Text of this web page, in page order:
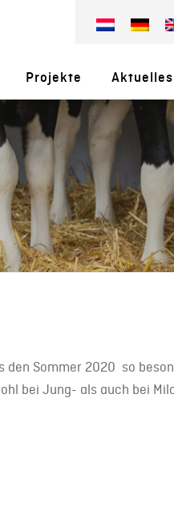
Projekte Aktuelles
Sommer 2020 so
bei Jung- als auch bei